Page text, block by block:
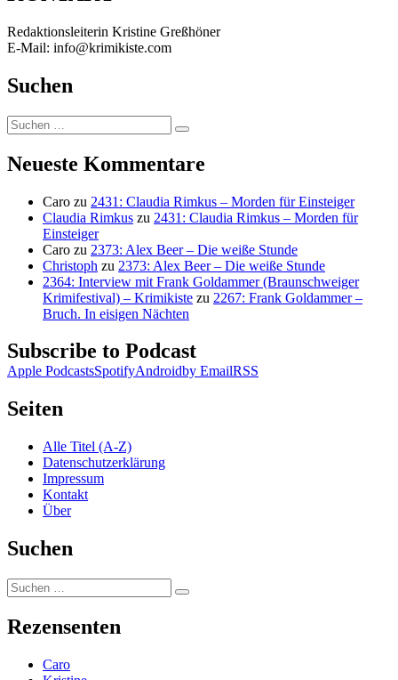
Redaktionsleiterin Kristine Greßhöner
E-Mail: info@krimikiste.com
Suchen
Suchen
nach:
Suchen
Neueste Kommentare
Caro zu 2431: Claudia Rimkus – Morden für Einsteiger
Claudia Rimkus zu 2431: Claudia Rimkus – Morden für
Einsteiger
Caro zu 2373: Alex Beer – Die weiße Stunde
Christoph zu 2373: Alex Beer – Die weiße Stunde
2364: Interview mit Frank Goldammer (Braunschweiger
Krimifestival) – Krimikiste zu 2267: Frank Goldammer –
Bruch. In eisigen Nächten
Subscribe to Podcast
Apple PodcastsSpotifyAndroidby EmailRSS
Seiten
Alle Titel (A-Z)
Datenschutzerklärung
Impressum
Kontakt
Über
Suchen
Suchen
nach:
Suchen
Rezensenten
Caro